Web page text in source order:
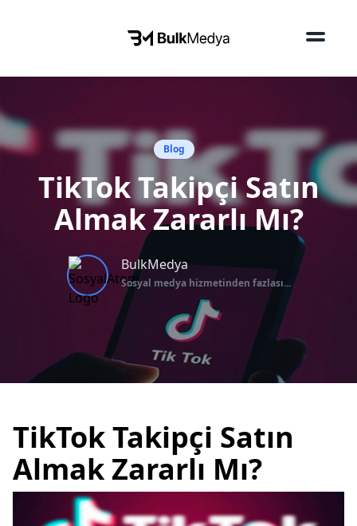
Blog
TikTok Takipçi Satın
Almak Zararlı Mı?
BulkMedya
Sosyal medya hizmetinden fazlası...
TikTok Takipçi Satın
Almak Zararlı Mı?